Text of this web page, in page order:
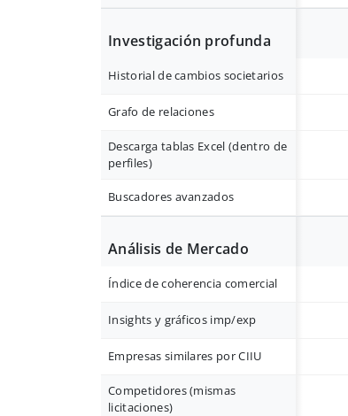
Investigación profunda
Historial de cambios societarios
Grafo de relaciones
Descarga tablas Excel (dentro de
perfiles)
Buscadores avanzados
Análisis de Mercado
Índice de coherencia comercial
Insights y gráficos imp/exp
Empresas similares por CIIU
Competidores (mismas
licitaciones)